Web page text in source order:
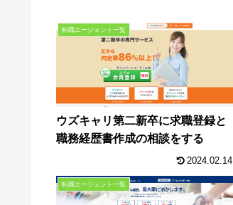
転職エージェント一覧
ウズキャリ第二新卒に求職登録と
職務経歴書作成の相談をする
2024.02.14
転職エージェント一覧